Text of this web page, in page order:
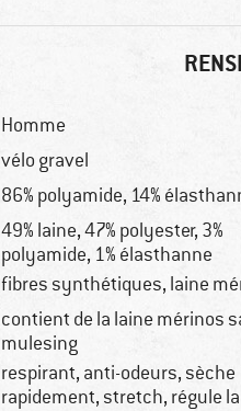
Homme
vélo gravel
86% polyamide, 14%
49% laine, 47% polyester, 3%
polyamide, 1% élasthanne
fibres synthétiques, laine
contient de la laine mérinos
mulesing
respirant, anti-odeurs, sèche
rapidement, stretch, régule la